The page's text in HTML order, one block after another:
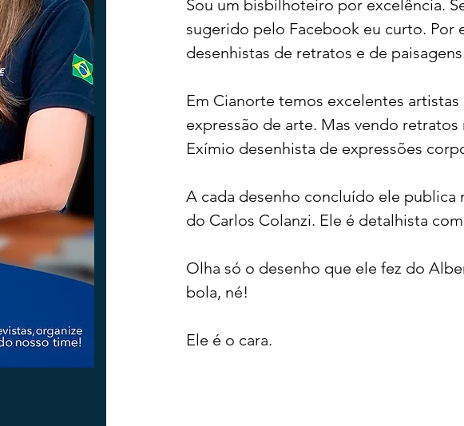
Tecnologia Nacional Internacional
Coluna Beto Nabhan Vinhos com Bruxo
Sou um bisbilhoteiro por excelência.
sugerido pelo Facebook eu curto. Por
desenhistas de retratos e de
Em Cianorte temos excelentes
expressão de arte. Mas vendo
Exímio desenhista de expressões
A cada desenho concluído ele publica
do Carlos Colanzi. Ele é detalhista
Olha só o desenho que ele fez do
bola, né!
Ele é o cara.